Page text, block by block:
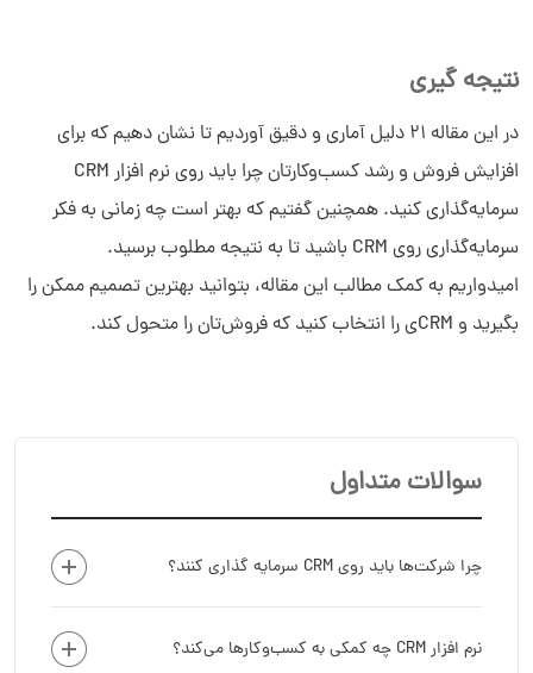
نتیجه گیری
در این مقاله 21 دلیل آماری و دقیق آوردیم تا نشان دهیم که برای
افزایش فروش و رشد کسب‌وکارتان چرا باید روی نرم افزار CRM
سرمایه‌گذاری کنید. همچنین گفتیم که بهتر است چه زمانی به فکر
سرمایه‌گذاری روی CRM باشید تا به نتیجه مطلوب برسید.
امیدواریم به کمک مطالب این مقاله، بتوانید بهترین تصمیم ممکن را
بگیرید و CRMی را انتخاب کنید که فروش‌تان را متحول کند.
سوالات متداول
چرا شرکت‌ها باید روی CRM سرمایه گذاری کنند؟
نرم افزار CRM چه کمکی به کسب‌وکارها می‌کند؟